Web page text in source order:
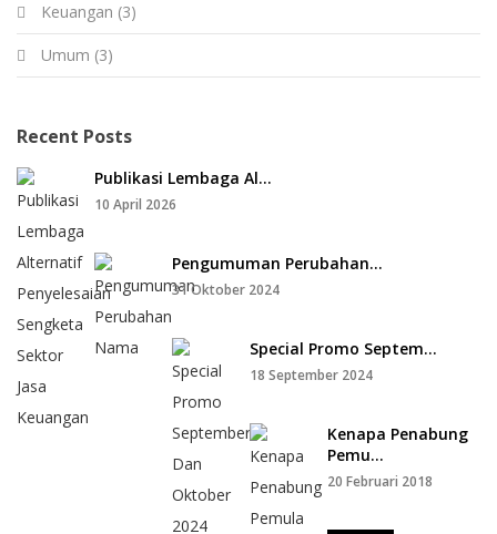
Keuangan (3)
Umum (3)
Recent Posts
Publikasi Lembaga Al...
10 April 2026
Pengumuman Perubahan...
31 Oktober 2024
Special Promo Septem...
18 September 2024
Kenapa Penabung
Pemu...
20 Februari 2018